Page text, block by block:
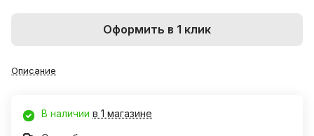
Оформить в 1 клик
Описание
В наличии в 1 магазине